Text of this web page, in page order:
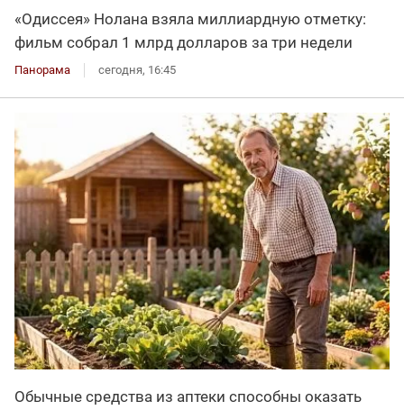
«Одиссея» Нолана взяла миллиардную отметку:
фильм собрал 1 млрд долларов за три недели
Панорама сегодня, 16:45
Обычные средства из аптеки способны оказать